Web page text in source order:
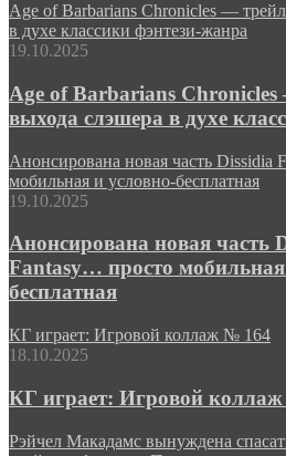
Age of Barbarians Chronicles —
в духе классики фэнтези-жанра
19.10.2025
Age of Barbarians
выхода слэшера в духе
Анонсирована новая часть Dissidia
мобильная и условно-бесплатная
19.10.2025
Анонсирована новая часть
Fantasy… просто
бесплатная
КГ играет: Игровой коллаж № 164
18.10.2025
КГ играет: Игровой
Рэйчел Макадамс вынуждена